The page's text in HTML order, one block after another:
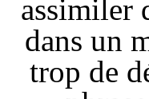
assimiler
dans un
trop de